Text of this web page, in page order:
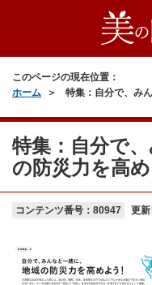
このページの現在位置：
ホーム
特集：自分で、み
特集：自分で
の防災力を高め
コンテンツ番号：80947 更新